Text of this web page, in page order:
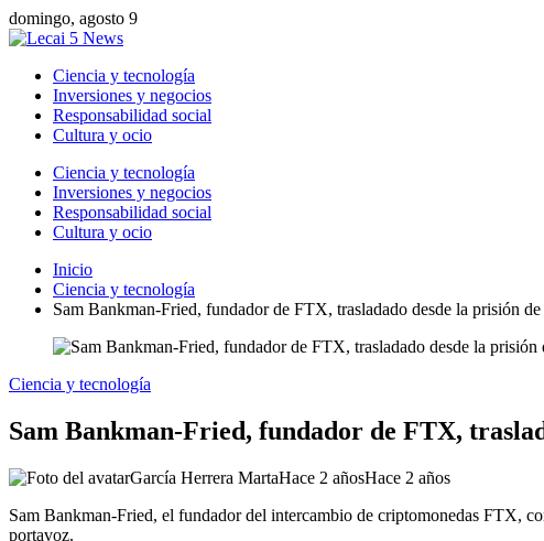
domingo, agosto 9
Ciencia y tecnología
Inversiones y negocios
Responsabilidad social
Cultura y ocio
Ciencia y tecnología
Inversiones y negocios
Responsabilidad social
Cultura y ocio
Inicio
Ciencia y tecnología
Sam Bankman-Fried, fundador de FTX, trasladado desde la prisión
Ciencia y tecnología
Sam Bankman-Fried, fundador de FTX,
García Herrera MartaHace 2 añosHace 2 años
Sam Bankman-Fried, el fundador del intercambio de criptomonedas FTX,
portavoz.